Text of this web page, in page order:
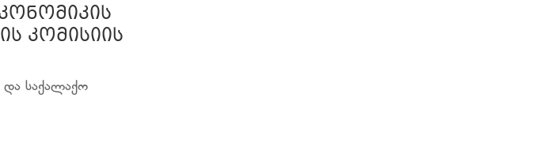
კომისიის
და საქალაქო